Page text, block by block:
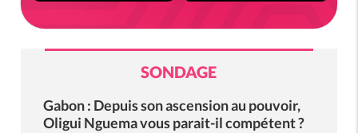
SONDAGE
Gabon : Depuis son ascension au pouvoir,
Oligui Nguema vous parait-il compétent ?